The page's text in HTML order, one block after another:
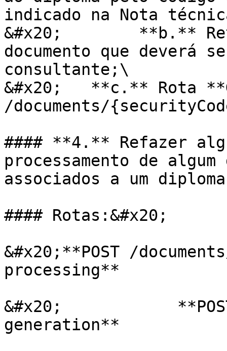
indicado na Nota
&#x20;        **b.**
documento que deverá
consultante;\
&#x20;   **c.** Rota
/documents/
#### **4.** Refazer
processamento de
associados a um
#### Rotas:&#x20;
&#x20;**POST /
processing**
&#x20;
generation**